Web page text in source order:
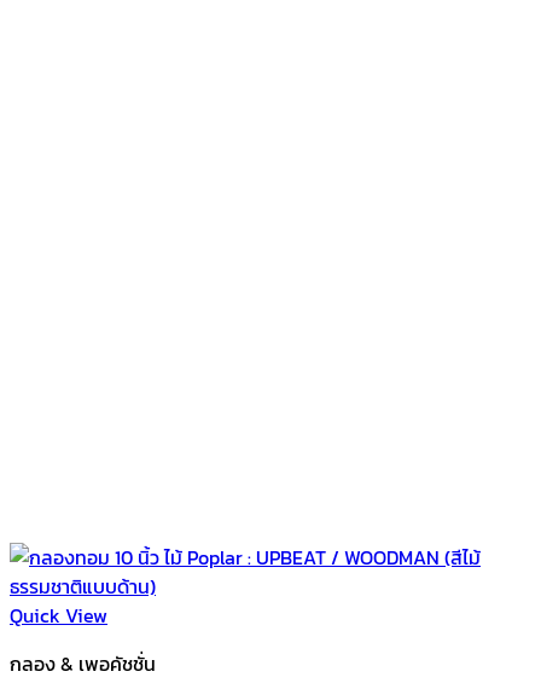
Quick View
กลอง & เพอคัชชั่น